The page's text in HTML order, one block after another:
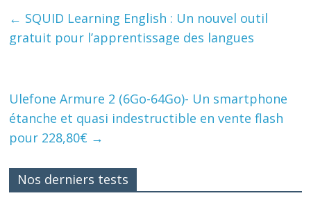
← SQUID Learning English : Un nouvel outil
gratuit pour l’apprentissage des langues
Ulefone Armure 2 (6Go-64Go)- Un smartphone
étanche et quasi indestructible en vente flash
pour 228,80€ →
Nos derniers tests